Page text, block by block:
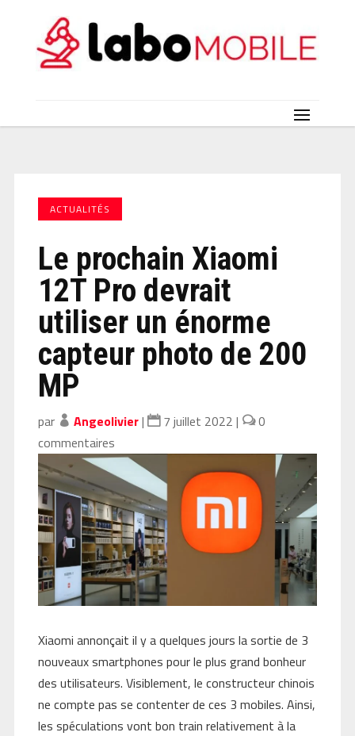
ACTUALITÉS
Le prochain Xiaomi
12T Pro devrait
utiliser un énorme
capteur photo de 200
MP
par Angeolivier| 7 juillet 2022 |
0
commentaires
Xiaomi annonçait il y a quelques jours la sortie de 3
nouveaux smartphones pour le plus grand bonheur
des utilisateurs. Visiblement, le constructeur chinois
ne compte pas se contenter de ces 3 mobiles. Ainsi,
les spéculations vont bon train relativement à la